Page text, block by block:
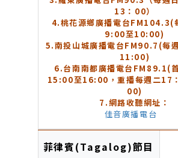
13：00）
4.桃花源鄉廣播電台FM104.3(
9:00至10:00)
5.南投山城廣播電台FM90.7(每
11:00)
6.台南南都廣播電台FM89.1(
15:00至16:00，重播每週二17
00)
7.網路收聽網址：
佳音廣播電台
菲律賓(Tagalog)節目